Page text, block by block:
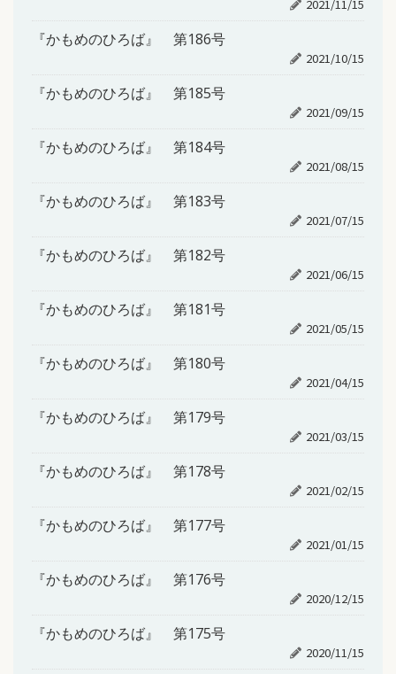
2021/11/15
『かもめのひろば』 第186号
2021/10/15
『かもめのひろば』 第185号
2021/09/15
『かもめのひろば』 第184号
2021/08/15
『かもめのひろば』 第183号
2021/07/15
『かもめのひろば』 第182号
2021/06/15
『かもめのひろば』 第181号
2021/05/15
『かもめのひろば』 第180号
2021/04/15
『かもめのひろば』 第179号
2021/03/15
『かもめのひろば』 第178号
2021/02/15
『かもめのひろば』 第177号
2021/01/15
『かもめのひろば』 第176号
2020/12/15
『かもめのひろば』 第175号
2020/11/15